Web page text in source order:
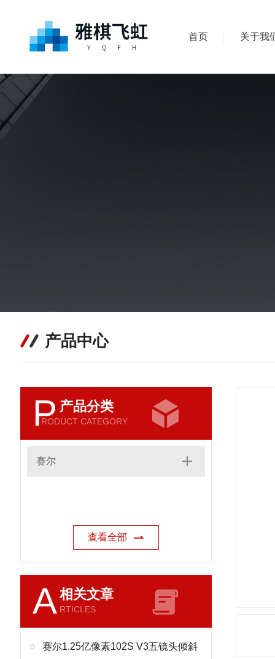
首页 关于我
产品中心
P 产品分类
RODUCT CATEGORY
赛尔
查看全部
A相关文章
RTICLES
赛尔1.25亿像素102S V3五镜头倾斜